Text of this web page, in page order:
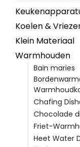
Koelen &
Klein Materiaal
Warmhouden
Bain maries
Chafing
Chocolade
Friet-
Heet Water